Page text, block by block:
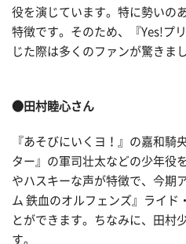
役を演じています。特に勢いの
特徴です。そのため、『Yes!プ
じた際は多くのファンが驚きまし
●田村睦心さん
『あそびにいくヨ！』の嘉和騎
ター』の軍司壮太などの少年役
やハスキーな声が特徴で、今期
ム 鉄血のオルフェンズ』ライド
とができます。ちなみに、田村
す。